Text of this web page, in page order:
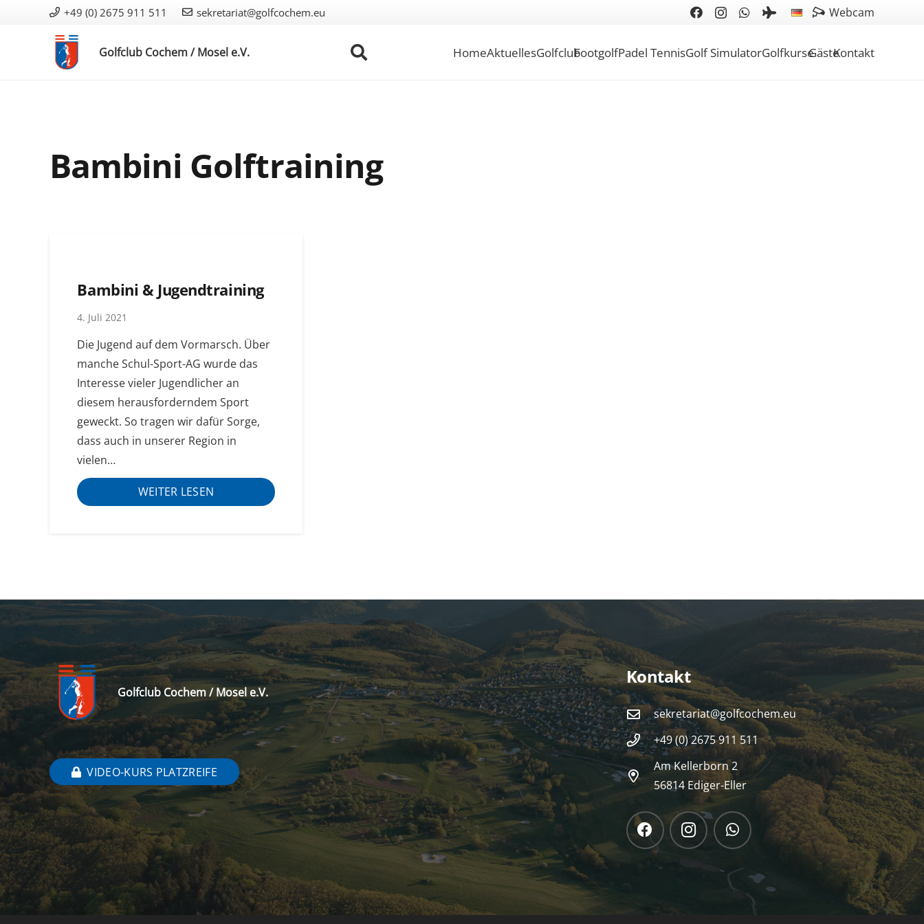
+49 (0) 2675 911 511 sekretariat@golfcochem.eu Webcam
Golfclub Cochem / Mosel e.V. HomeAktuellesGolfclubFootgolfPadel TennisGolf SimulatorGolfkurseGästeKontakt
Bambini Golftraining
Bambini & Jugendtraining
4. Juli 2021
Die Jugend auf dem Vormarsch. Über
manche Schul-Sport-AG wurde das
Interesse vieler Jugendlicher an
diesem herausforderndem Sport
geweckt. So tragen wir dafür Sorge,
dass auch in unserer Region in
vielen…
WEITER LESEN
Golfclub Cochem / Mosel e.V.
VIDEO-KURS PLATZREIFE
Kontakt
sekretariat@golfcochem.eu
+49 (0) 2675 911 511
Am Kellerborn 2
56814 Ediger-Eller